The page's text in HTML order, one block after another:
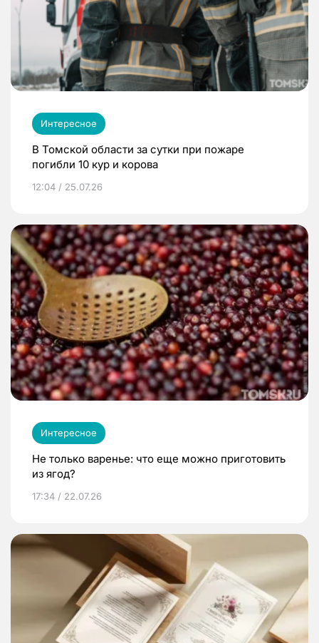
Интересное
В Томской области за сутки при пожаре
погибли 10 кур и корова
12:04 / 25.07.26
Интересное
Не только варенье: что еще можно приготовить
из ягод?
17:34 / 22.07.26